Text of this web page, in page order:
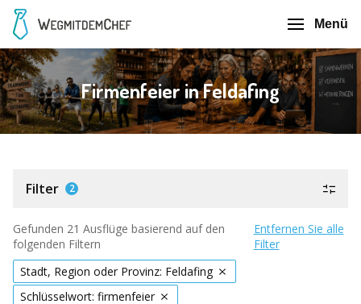
Menü
Firmenfeier in Feldafing
Filter 2
Gefunden 21 Ausflüge basierend auf den
folgenden Filtern
Entfernen Sie alle
Filter
Stadt, Region oder Provinz: Feldafing
Schlüsselwort: firmenfeier